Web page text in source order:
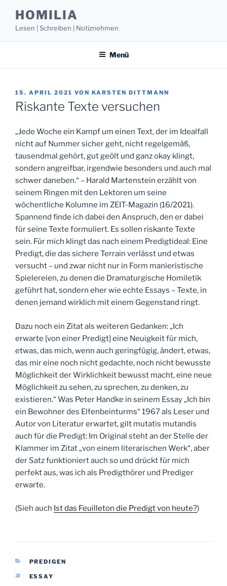
Inhalt
springen
HOMILIA
Lesen | Schreiben | Notiznehmen
Menü
VERÖFFENTLICHT
AM
15. APRIL 2021 VON KARSTEN DITTMANN
Riskante Texte versuchen
„Jede Woche ein Kampf um einen Text, der im Idealfall
nicht auf Nummer sicher geht, nicht regelgemäß,
tausend­mal gehört, gut geölt und ganz okay klingt,
sondern angreifbar, irgendwie besonders und auch mal
schwer daneben.“ – Harald Martenstein erzählt von
seinem Ringen mit den Lektoren um seine
wöchentliche Kolumne im ZEIT-Magazin (16/2021).
Spannend finde ich dabei den Anspruch, den er dabei
für seine Texte formuliert. Es sollen riskante Texte
sein. Für mich klingt das nach einem Predigtideal: Eine
Predigt, die das sichere Terrain verlässt und etwas
versucht – und zwar nicht nur in Form manieristische
Spielereien, zu denen die Dramaturgische Homiletik
geführt hat, sondern eher wie echte Essays – Texte, in
denen jemand wirklich mit einem Gegenstand ringt.
Dazu noch ein Zitat als weiteren Gedanken: „Ich
erwarte [von einer Predigt] eine Neuigkeit für mich,
etwas, das mich, wenn auch geringfügig, ändert, etwas,
das mir eine noch nicht gedachte, noch nicht bewusste
Möglichkeit der Wirklichkeit bewusst macht, eine neue
Möglichkeit zu sehen, zu sprechen, zu denken, zu
existieren.“ Was Peter Handke in seinem Essay „Ich bin
ein Bewohner des Elfenbeinturms“ 1967 als Leser und
Autor von Literatur erwartet, gilt mutatis mutandis
auch für die Predigt: Im Original steht an der Stelle der
Klammer im Zitat „von einem literarischen Werk“, aber
der Satz funktioniert auch so und drückt für mich
perfekt aus, was ich als Predigthörer und Prediger
erwarte.
(Sieh auch Ist das Feuilleton die Predigt von heute?)
KATEGORIEN
PREDIGEN
SCHLAGWÖRTER
ESSAY